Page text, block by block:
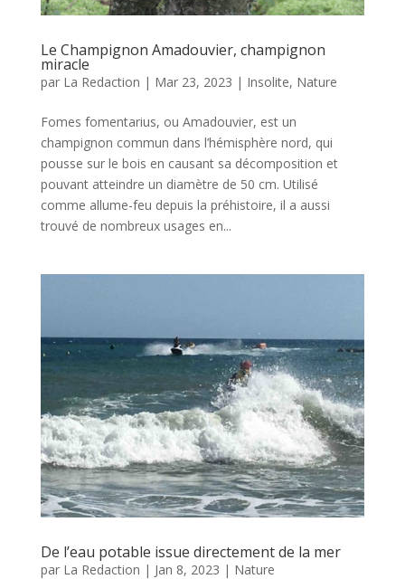
Le Champignon Amadouvier, champignon
miracle
par La Redaction | Mar 23, 2023 | Insolite, Nature
Fomes fomentarius, ou Amadouvier, est un
champignon commun dans l’hémisphère nord, qui
pousse sur le bois en causant sa décomposition et
pouvant atteindre un diamètre de 50 cm. Utilisé
comme allume-feu depuis la préhistoire, il a aussi
trouvé de nombreux usages en...
De l’eau potable issue directement de la mer
par La Redaction | Jan 8, 2023 | Nature